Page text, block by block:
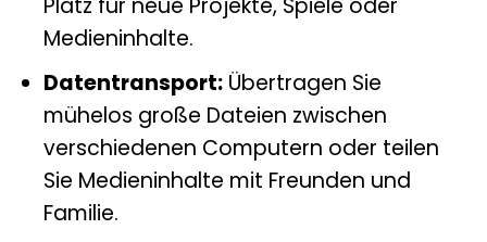
Medieninhalte.
Datentransport:Übertragen Sie
mühelos große Dateien zwischen
verschiedenen Computern oder teilen
Sie Medieninhalte mit Freunden und
Familie.